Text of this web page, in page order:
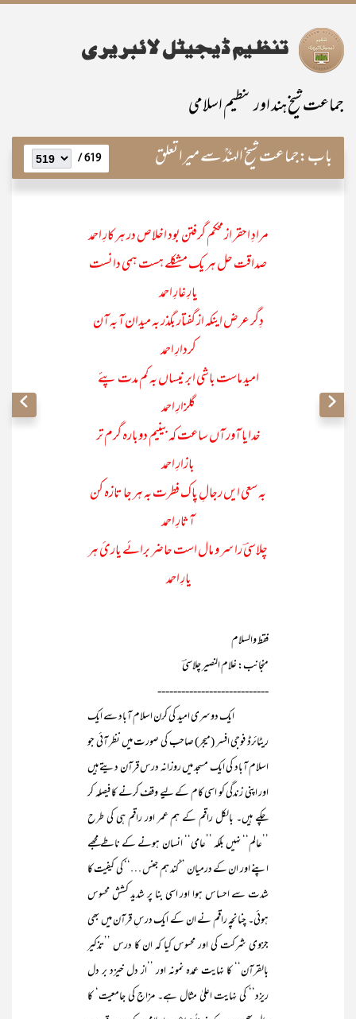
جماعت شیخ ہند اور تنظیم اسلامی
باب:جماعت شیخ الہندؒ سے میرا تعلق 619 /
مرادِ احقر از محکم گرفتن بود اخلاص در ہر کارِ احمد
صداقت حل ہر یک مشکلے ہست ہمی دانست
یارِ غارِ احمد
دِگر عرض اینکہ از گفتار بگذر بہ میدان آ بہ آن
کردارِ احمد
امید ماست باشی ابر نیساں بہ کم مدت پئے
گلزارِ احمد
خدایا آور آں ساعت کہ بینیم دوبارہ گرم تر
بازارِ احمد
بہ سعی ایں رجالِ پاک فطرت بہ ہر جا تازہ کن
آثارِ احمد
چلاسیؔ را سر و مال است حاضر برائے یاریٔ ہر
یارِ احمد
فقط والسلام
منجانب: غلام النصیر چلاسیؔ
----------------------------
ایک دوسری امید کی کرن اسلام آباد سے ایک
ریٹائرڈ فوجی افسر (میجر) صاحب کی صورت میں نظر آئی جو
اسلام آباد کی ایک مسجد میں روزانہ درس قرآن دیتے ہیں
اور اپنی زندگی کو اسی کام کے لیے وقف کرنے کا فیصلہ کر
چکے ہیں۔ بالکل راقم کے ہم عمر اور راقم ہی کی طرح
’’عالم‘‘ نہیں بلکہ ’’عامی‘‘ انسان ہونے کے ناطے مجھے
اپنے اور ان کے درمیان ’’کند ہم جنس …‘‘ کی کیفیت کا
شدت سے احساس ہوا اور اسی بنا پر شدید کشش محسوس
ہوئی۔ چنانچہ راقم نے ان کے ایک درسِ قرآن میں بھی
جزوی شرکت کی اور محسوس کیا کہ ان کا درس ’’تذکیر
بالقرآن‘‘ کا نہایت عمدہ نمونہ اور ’’از دل خیزد بر دل
ریزد‘‘ کی نہایت اعلیٰ مثال ہے۔ مزاج کی جامعیت‘ کا